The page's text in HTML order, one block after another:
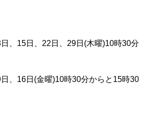
、15日、22日、29日(木曜)10時30分
、16日(金曜)10時30分からと15時30